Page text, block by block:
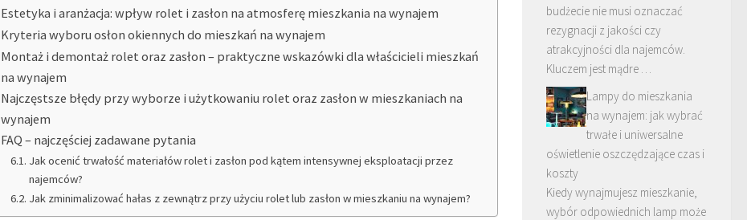
Estetyka i aranżacja: wpływ rolet i zasłon na atmosferę mieszkania na wynajem
Kryteria wyboru osłon okiennych do mieszkań na wynajem
Montaż i demontaż rolet oraz zasłon – praktyczne wskazówki dla właścicieli mieszkań
na wynajem
Najczęstsze błędy przy wyborze i użytkowaniu rolet oraz zasłon w mieszkaniach na
wynajem
FAQ – najczęściej zadawane pytania
Jak ocenić trwałość materiałów rolet i zasłon pod kątem intensywnej eksploatacji przez
najemców?
Jak zminimalizować hałas z zewnątrz przy użyciu rolet lub zasłon w mieszkaniu na wynajem?
budżecie nie musi oznaczać
rezygnacji z jakości czy
atrakcyjności dla najemców.
Kluczem jest mądre …
Lampy do mieszkania
na wynajem: jak wybrać
trwałe i uniwersalne
oświetlenie oszczędzające czas i
koszty
Kiedy wynajmujesz mieszkanie,
wybór odpowiednich lamp może